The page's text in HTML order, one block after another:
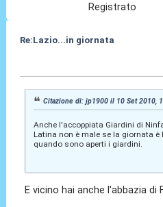
Registrato
Re:Lazio...in giornata
Citazione di: jp1900 il 10 Set 2010,
Anche l'accoppiata Giardini di
Latina non è male se la giornata è
quando sono aperti i giardini.
E vicino hai anche l'abbazia di